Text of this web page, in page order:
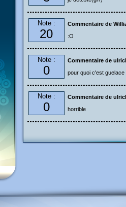
Note :
20
Commentaire de
:O
Note :
0
Commentaire de
pour quoi c'est guelace
Note :
0
Commentaire de
horrible